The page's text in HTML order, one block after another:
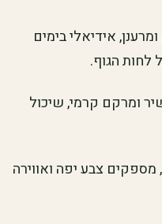
אידיאלי בימים
לחות הגוף.
ומרקם קרמי, שיכול
צבע יפה ואווירה